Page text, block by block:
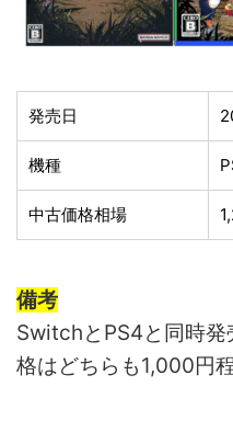
発売日
機種
中古価格相場
備考
SwitchとPS4と同時発
格はどちらも1,000円程